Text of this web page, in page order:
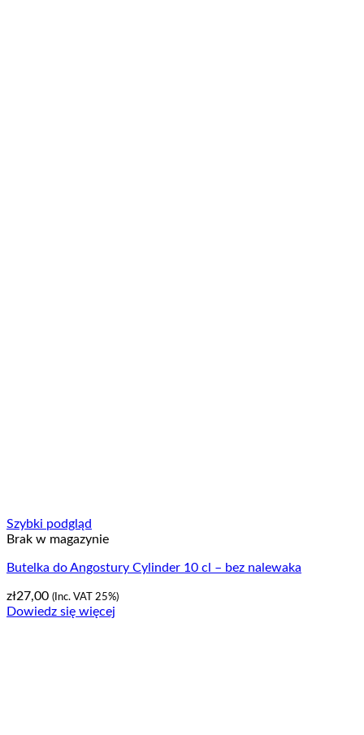
Szybki podgląd
Brak w magazynie
Butelka do Angostury Cylinder 10 cl – bez nalewaka
zł27,00 (Inc. VAT 25%)
Dowiedz się więcej